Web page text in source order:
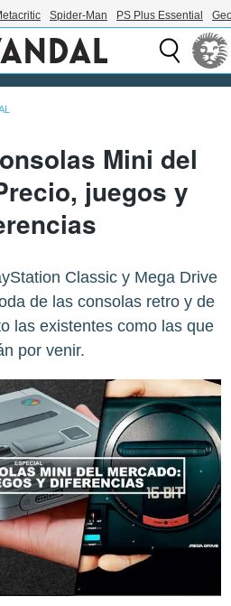
Spider-Man PS Plus Essential
Mini del
juegos y
Classic y Mega Drive
de las consolas retro y de
las existentes como las que
por venir.